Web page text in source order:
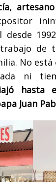
desde
de
No
ni
hasta
Juan